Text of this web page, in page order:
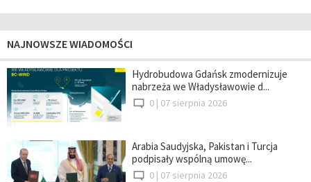
NAJNOWSZE WIADOMOŚCI
Hydrobudowa Gdańsk zmodernizuje
nabrzeża we Władysławowie d...
0 | 07 sierpnia 2026
Arabia Saudyjska, Pakistan i Turcja
podpisały wspólną umowę...
0 | 07 sierpnia 2026